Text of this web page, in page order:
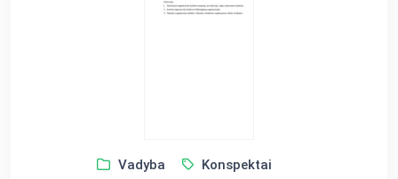
Vadyba Konspektai